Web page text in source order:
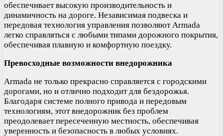
обеспечивает высокую производительность и
динамичность на дороге. Независимая подвеска и
передовая технология управления позволяют Armada
легко справляться с любыми типами дорожного покрытия,
обеспечивая плавную и комфортную поездку.
Превосходные возможности внедорожника
Armada не только прекрасно справляется с городскими
дорогами, но и отлично подходит для бездорожья.
Благодаря системе полного привода и передовым
технологиям, этот внедорожник без проблем
преодолевает пересеченную местность, обеспечивая
уверенность и безопасность в любых условиях.